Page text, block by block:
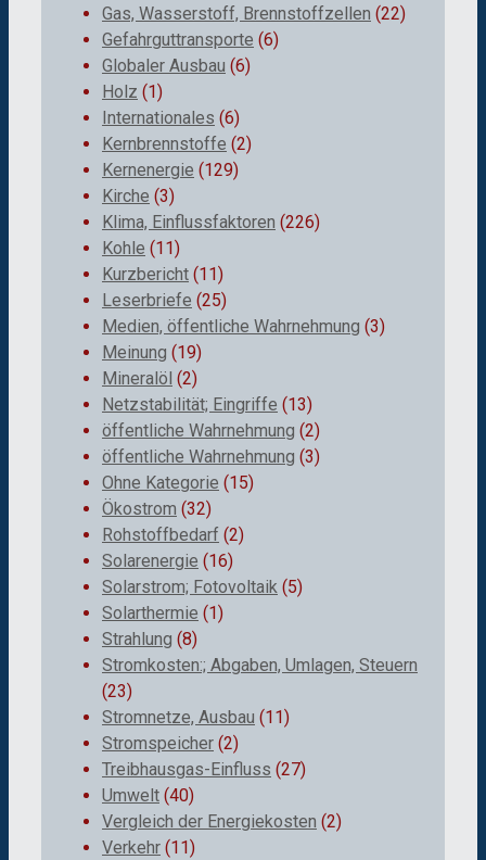
Gas, Wasserstoff, Brennstoffzellen (22)
Gefahrguttransporte (6)
Globaler Ausbau (6)
Holz (1)
Internationales (6)
Kernbrennstoffe (2)
Kernenergie (129)
Kirche (3)
Klima, Einflussfaktoren (226)
Kohle (11)
Kurzbericht (11)
Leserbriefe (25)
Medien, öffentliche Wahrnehmung (3)
Meinung (19)
Mineralöl (2)
Netzstabilität; Eingriffe (13)
öffentliche Wahrnehmung (2)
öffentliche Wahrnehmung (3)
Ohne Kategorie (15)
Ökostrom (32)
Rohstoffbedarf (2)
Solarenergie (16)
Solarstrom; Fotovoltaik (5)
Solarthermie (1)
Strahlung (8)
Stromkosten:; Abgaben, Umlagen, Steuern
(23)
Stromnetze, Ausbau (11)
Stromspeicher (2)
Treibhausgas-Einfluss (27)
Umwelt (40)
Vergleich der Energiekosten (2)
Verkehr (11)